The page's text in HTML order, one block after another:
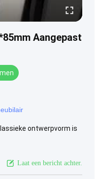
Aangepast
ontwerpvorm is
Laat een bericht achter.